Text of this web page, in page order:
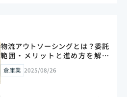
物流アウトソーシングとは？委託
範囲・メリットと進め方を解説
【2026年版】
倉庫業 2025/08/26